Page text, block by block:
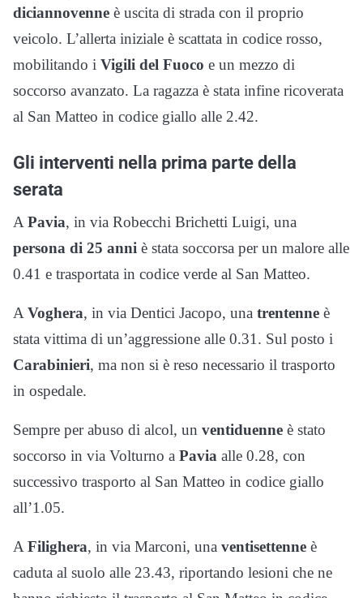
diciannovenne è uscita di strada con il proprio
veicolo. L’allerta iniziale è scattata in codice rosso,
mobilitando i Vigili del Fuoco e un mezzo di
soccorso avanzato. La ragazza è stata infine ricoverata
al San Matteo in codice giallo alle 2.42.
Gli interventi nella prima parte della
serata
APavia, in via Robecchi Brichetti Luigi, una
persona di 25 anni è stata soccorsa per un malore alle
0.41 e trasportata in codice verde al San Matteo.
AVoghera, in via Dentici Jacopo, una trentenne è
stata vittima di un’aggressione alle 0.31. Sul posto i
Carabinieri, ma non si è reso necessario il trasporto
in ospedale.
Sempre per abuso di alcol, un ventiduenne è stato
soccorso in via Volturno a Pavia alle 0.28, con
successivo trasporto al San Matteo in codice giallo
all’1.05.
AFilighera, in via Marconi, una ventisettenne è
caduta al suolo alle 23.43, riportando lesioni che ne